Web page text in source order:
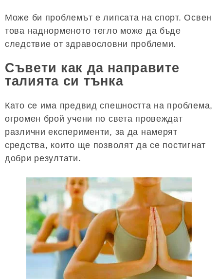
Може би проблемът е липсата на спорт. Освен
това наднорменото тегло може да бъде
следствие от здравословни проблеми.
Съвети как да направите
талията си тънка
Като се има предвид спешността на проблема,
огромен брой учени по света провеждат
различни експерименти, за да намерят
средства, които ще позволят да се постигнат
добри резултати.